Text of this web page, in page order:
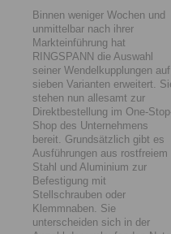
Binnen weniger Wochen und
unmittelbar nach ihrer
Markteinführung hat
RINGSPANN die Auswahl
seiner Wendelkupplungen auf
sieben Varianten erweitert.
stehen nun allesamt zur
Direktbestellung im One-
Shop des Unternehmens
bereit. Grundsätzlich gibt es
Ausführungen aus rostfreiem
Stahl und Aluminium zur
Befestigung mit
Stellschrauben oder
Klemmnaben. Sie
unterscheiden sich in der